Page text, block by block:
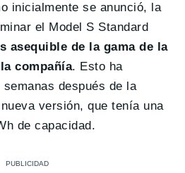
inicialmente se anunció, la
el Model S Standard
asequible de la gama de la
compañía. Esto ha
después de la
versión, que tenía una
de capacidad.